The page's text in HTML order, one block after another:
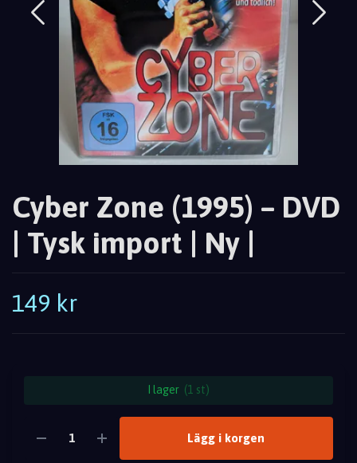
Cyber Zone (1995) – DVD
| Tysk import | Ny |
149 kr
I lager (1 st)
Lägg i korgen